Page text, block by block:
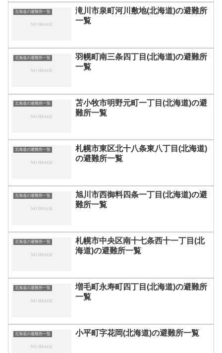
北海道の避難所一覧
滝川市泉町河川敷地(北海道)の避難所
一覧
北海道の避難所一覧
羽幌町南三条四丁目(北海道)の避難所
一覧
北海道の避難所一覧
苫小牧市明野元町一丁目(北海道)の避
難所一覧
北海道の避難所一覧
札幌市東区北十八条東八丁目(北海道)
の避難所一覧
北海道の避難所一覧
旭川市西御料四条一丁目(北海道)の避
難所一覧
北海道の避難所一覧
札幌市中央区南十七条西十一丁目(北
海道)の避難所一覧
北海道の避難所一覧
増毛町永寿町四丁目(北海道)の避難所
一覧
北海道の避難所一覧 小平町字花岡(北海道)の避難所一覧